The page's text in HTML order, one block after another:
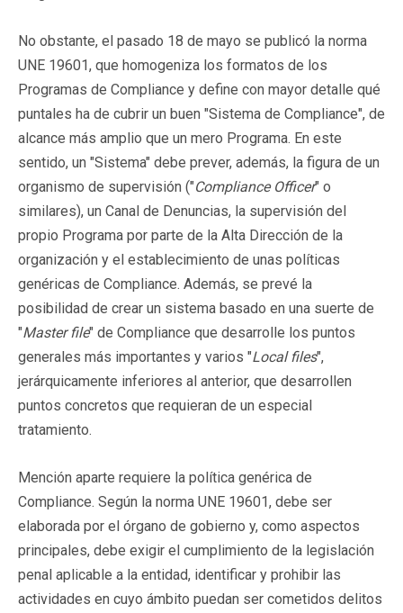
No obstante, el pasado 18 de mayo se publicó la norma
UNE 19601, que homogeniza los formatos de los
Programas de Compliance y define con mayor detalle qué
puntales ha de cubrir un buen "Sistema de Compliance", de
alcance más amplio que un mero Programa. En este
sentido, un "Sistema" debe prever, además, la figura de un
organismo de supervisión ("Compliance Officer" o
similares), un Canal de Denuncias, la supervisión del
propio Programa por parte de la Alta Dirección de la
organización y el establecimiento de unas políticas
genéricas de Compliance. Además, se prevé la
posibilidad de crear un sistema basado en una suerte de
"Master file" de Compliance que desarrolle los puntos
generales más importantes y varios "Local files",
jerárquicamente inferiores al anterior, que desarrollen
puntos concretos que requieran de un especial
tratamiento.
Mención aparte requiere la política genérica de
Compliance. Según la norma UNE 19601, debe ser
elaborada por el órgano de gobierno y, como aspectos
principales, debe exigir el cumplimiento de la legislación
penal aplicable a la entidad, identificar y prohibir las
actividades en cuyo ámbito puedan ser cometidos delitos